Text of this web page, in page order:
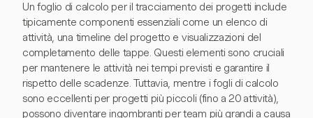
Un foglio di calcolo per il tracciamento dei progetti include
tipicamente componenti essenziali come un elenco di
attività, una timeline del progetto e visualizzazioni del
completamento delle tappe. Questi elementi sono cruciali
per mantenere le attività nei tempi previsti e garantire il
rispetto delle scadenze. Tuttavia, mentre i fogli di calcolo
sono eccellenti per progetti più piccoli (fino a 20 attività),
possono diventare ingombranti per team più grandi a causa